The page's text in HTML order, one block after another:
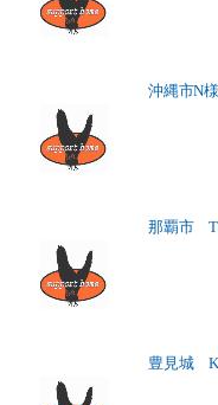
沖縄市N
那覇市
豊見城